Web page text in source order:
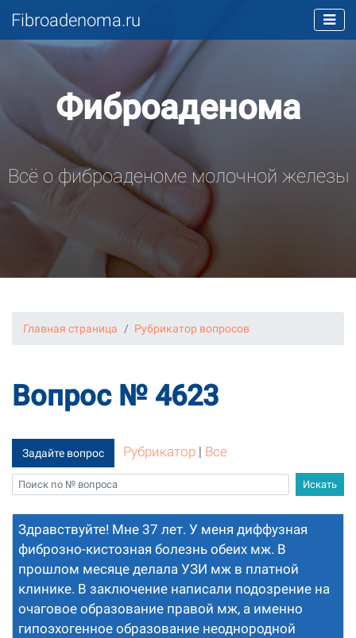
Fibroadenoma.ru
Фиброаденома
Всё о фиброаденоме молочной железы
Главная страница Рубрикатор вопросов
Вопрос № 4623
Задайте вопрос Рубрикатор| Все
Здравствуйте! Мне 37 лет. У меня диффузная
фиброзно-кистозная болезнь обеих мж. В
прошлом месяце делала УЗИ мж в платной
клинике. В заключение написали подозрение на
очаговое образование правой мж, а именно
гипоэхогенное образование неоднородной